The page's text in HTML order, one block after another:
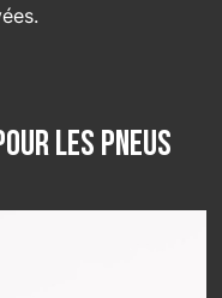
les pneus